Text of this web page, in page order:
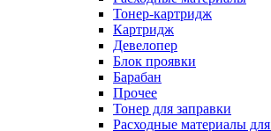
Тонер-картридж
Картридж
Девелопер
Блок проявки
Барабан
Прочее
Тонер для заправки
Расходные материалы